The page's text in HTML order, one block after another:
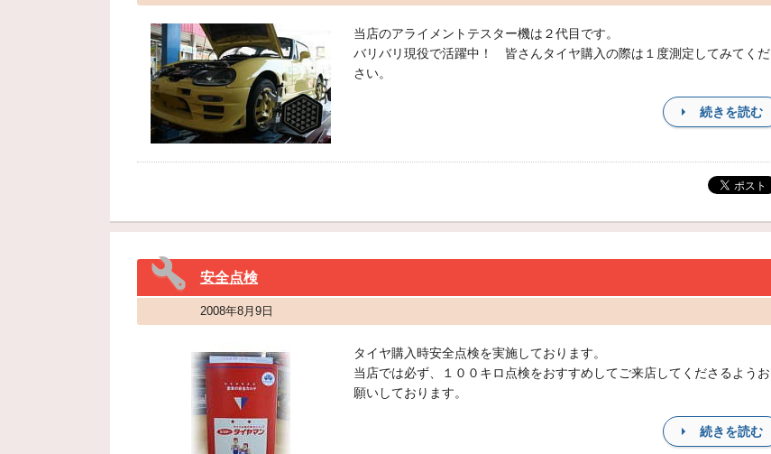
当店のアライメントテスター機は２代目です。
バリバリ現役で活躍中！ 皆さんタイヤ購入の際は１度測定してみてくだ
さい。
続きを読む
安全点検
2008年8月9日
タイヤ購入時安全点検を実施しております。
当店では必ず、１００キロ点検をおすすめしてご来店してくださるようお
願いしております。
続きを読む